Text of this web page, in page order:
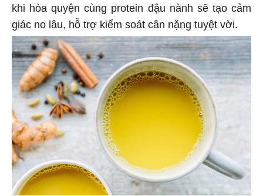
khi hòa quyện cùng protein đậu nành sẽ tạo cảm
giác no lâu, hỗ trợ kiểm soát cân nặng tuyệt vời.